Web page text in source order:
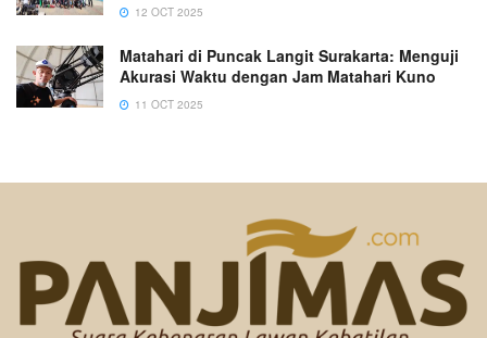
12 OCT 2025
Matahari di Puncak Langit Surakarta: Menguji
Akurasi Waktu dengan Jam Matahari Kuno
11 OCT 2025